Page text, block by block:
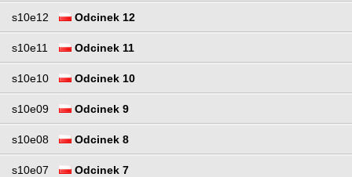
s10e12 Odcinek 12
s10e11 Odcinek 11
s10e10 Odcinek 10
s10e09 Odcinek 9
s10e08 Odcinek 8
s10e07 Odcinek 7